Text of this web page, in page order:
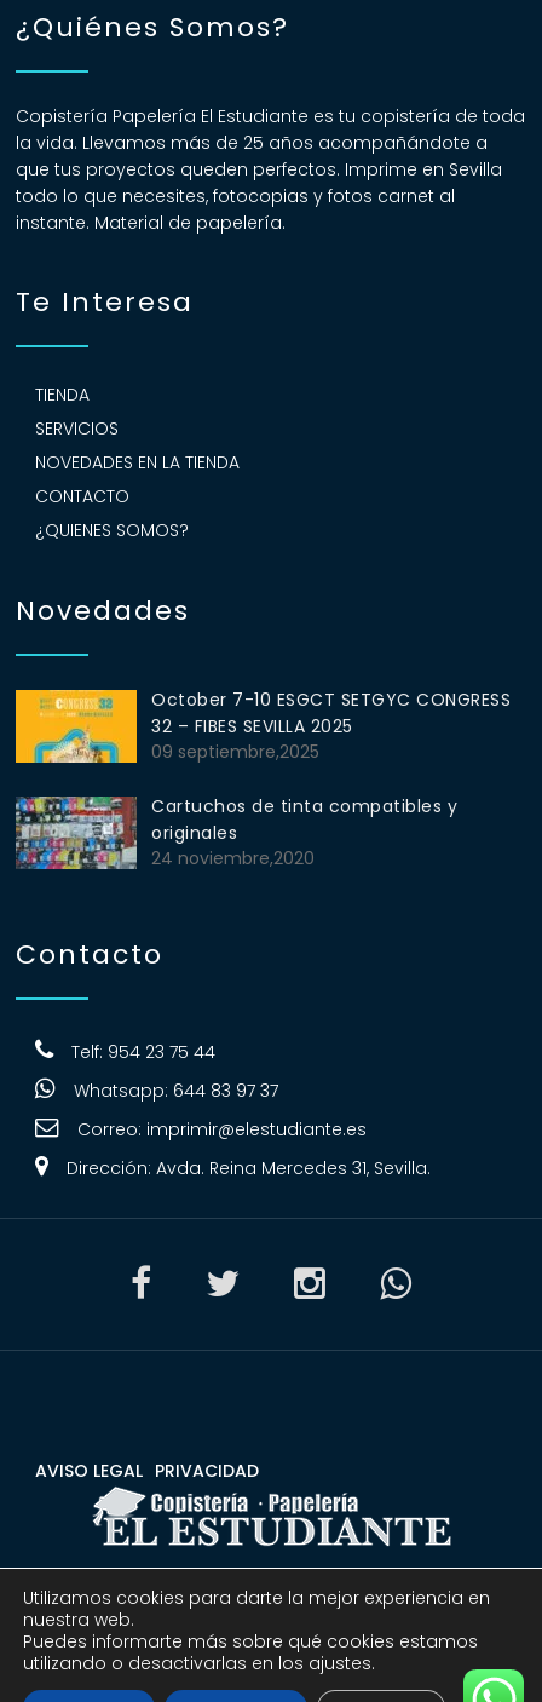
¿Quiénes Somos?
Copistería Papelería El Estudiante es tu copistería de toda
la vida. Llevamos más de 25 años acompañándote a
que tus proyectos queden perfectos. Imprime en Sevilla
todo lo que necesites, fotocopias y fotos carnet al
instante. Material de papelería.
Te Interesa
TIENDA
SERVICIOS
NOVEDADES EN LA TIENDA
CONTACTO
¿QUIENES SOMOS?
Novedades
October 7-10 ESGCT SETGYC CONGRESS
32 – FIBES SEVILLA 2025
09 septiembre,2025
Cartuchos de tinta compatibles y
originales
24 noviembre,2020
Contacto
Telf: 954 23 75 44
Whatsapp: 644 83 97 37
Correo: imprimir@elestudiante.es
Dirección: Avda. Reina Mercedes 31, Sevilla.
AVISO LEGAL PRIVACIDAD
CONDICIONES DEVOLUCIONES Y REEMBOLSOS
© 2020 Copistería Papelería El estudiante | Todos los
Utilizamos cookies para darte la mejor experiencia en
nuestra web.
Puedes informarte más sobre qué cookies estamos
utilizando o desactivarlas en los ajustes.